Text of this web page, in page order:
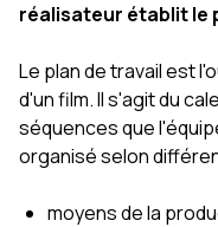
réalisateur établit le
Le plan de travail est
d'un film. Il s'agit du
séquences que
organisé selon
moyens de la